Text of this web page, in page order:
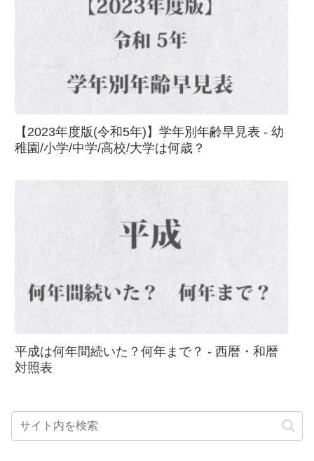
【2023年度版(令和5年)】学年別年齢早見表 - 幼
稚園/小学/中学/高校/大学は何歳？
平成は何年間続いた？何年まで？ - 西暦・和暦
対照表